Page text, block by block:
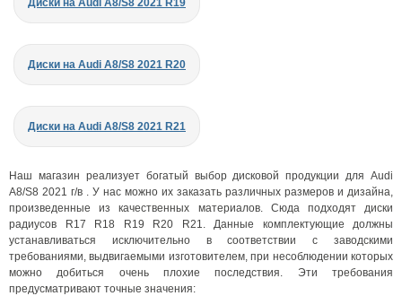
Диски на Audi A8/S8 2021 R19
Диски на Audi A8/S8 2021 R20
Диски на Audi A8/S8 2021 R21
Наш магазин реализует богатый выбор дисковой продукции для Audi
A8/S8 2021 г/в . У нас можно их заказать различных размеров и дизайна,
произведенные из качественных материалов. Сюда подходят диски
радиусов R17 R18 R19 R20 R21. Данные комплектующие должны
устанавливаться исключительно в соответствии с заводскими
требованиями, выдвигаемыми изготовителем, при несоблюдении которых
можно добиться очень плохие последствия. Эти требования
предусматривают точные значения: